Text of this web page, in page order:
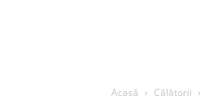
Acasă Călătorii